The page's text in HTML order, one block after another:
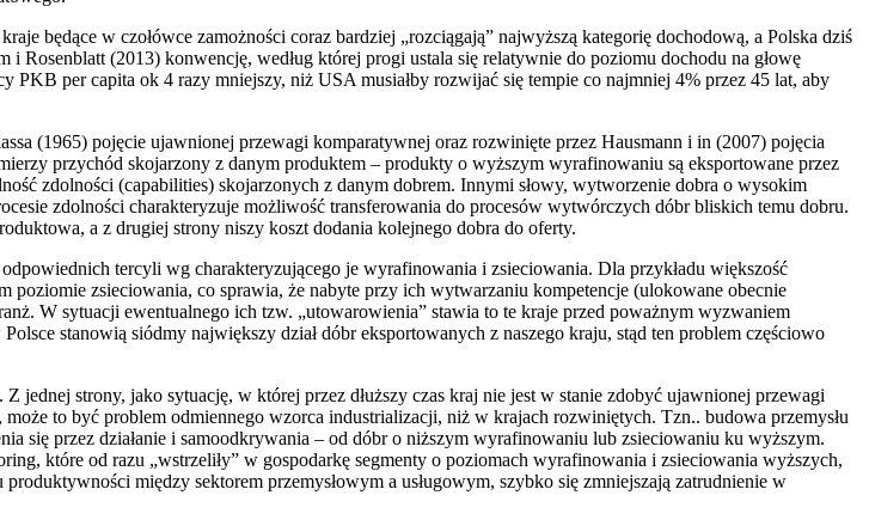
będące w czołówce zamożności coraz bardziej „rozciągają” najwyższą kategorię dochodową, a Polska dziś
Rosenblatt (2013) konwencję, według której progi ustala się relatywnie do poziomu dochodu na głowę
per capita ok 4 razy mniejszy, niż USA musiałby rozwijać się tempie co najmniej 4% przez 45 lat, aby
(1965) pojęcie ujawnionej przewagi komparatywnej oraz rozwinięte przez Hausmann i in (2007) pojęcia
przychód skojarzony z danym produktem – produkty o wyższym wyrafinowaniu są eksportowane przez
zdolności (capabilities) skojarzonych z danym dobrem. Innymi słowy, wytworzenie dobra o wysokim
zdolności charakteryzuje możliwość transferowania do procesów wytwórczych dóbr bliskich temu dobru.
a z drugiej strony niszy koszt dodania kolejnego dobra do oferty.
tercyli wg charakteryzującego je wyrafinowania i zsieciowania. Dla przykładu większość
zsieciowania, co sprawia, że nabyte przy ich wytwarzaniu kompetencje (ulokowane obecnie
W sytuacji ewentualnego ich tzw. „utowarowienia” stawia to te kraje przed poważnym wyzwaniem
stanowią siódmy największy dział dóbr eksportowanych z naszego kraju, stąd ten problem częściowo
strony, jako sytuację, w której przez dłuższy czas kraj nie jest w stanie zdobyć ujawnionej przewagi
to być problem odmiennego wzorca industrializacji, niż w krajach rozwiniętych. Tzn.. budowa przemysłu
się przez działanie i samoodkrywania – od dóbr o niższym wyrafinowaniu lub zsieciowaniu ku wyższym.
które od razu „wstrzeliły” w gospodarkę segmenty o poziomach wyrafinowania i zsieciowania wyższych,
między sektorem przemysłowym a usługowym, szybko się zmniejszają zatrudnienie w